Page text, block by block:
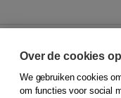
© 2026Koninklijke
Over de cookies
We gebruiken cookies
om functies voor social